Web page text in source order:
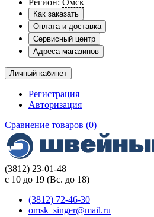
Как заказать
Оплата и доставка
Сервисный центр
Адреса магазинов
Личный кабинет
Регистрация
Авторизация
Сравнение товаров (0)
(3812) 23-01-48
с 10 до 19 (Вс. до 18)
(3812) 72-46-30
omsk_singer@mail.ru